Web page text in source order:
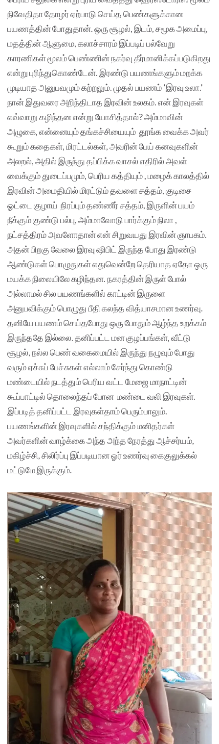
நிவேதிதா தோழர் ஏற்பாடு செய்த பெண்களுக்கான
பயணத்தின் போதுதான். ஒரு சூழல், இடம், சமூக அமைப்பு,
மதத்தின் ஆளுமை, கலாச்சாரம் இப்படிப் பல்வேறு
காரணிகள் மூலம் பெண்ணின் நகர்வு தீர்மானிக்கப்படுகிறது
என்று புரிந்துகொண்டேன். இரண்டு பயணங்களும் மறக்க
முடியாத அனுபவமும் கற்றலும். முதல் பயணம் ’இரவு உலா.’
நான் இதுவரை அறிந்திடாத இரவின் உலகம். என் இரவுகள்
எவ்வாறு கழிந்தன என்று யோசித்தால்? அம்மாவின்
அழுகை, என்னையும் தங்கச்சியையும் தூங்க வைக்க அவர்
கூறும் கதைகள், மிரட்டல்கள், அவரின் பேய் கனவுகளின்
அலறல், அதில் இருந்து தப்பிக்க வாசல் எதிரில் அவள்
வைக்கும் துடைப்பமும், பெரிய கத்தியும் , மழைக் காலத்தில்
இரவின் அமைதியில் மிரட்டும் தவளை சத்தம், குடிசை
ஓட்டை குழாய் நிரப்பும் தண்ணீர் சத்தம், இருளின் பயம்
நீக்கும் குண்டு பல்பு, அம்மாவோடு பார்க்கும் நிலா ,
நட்சத்திரம் அவளோதான் என் சிறுவயது இரவின் ஞாபகம்.
அதன் பிறகு வேலை இரவு ஷிபிட் இருந்த போது இரண்டு
ஆண்டுகள் பொழுதுகள் எதுவென்றே தெரியாத ஏதோ ஒரு
மயக்க நிலையிலே கழிந்தன. நகரத்தின் இருள் போல்
அல்லாமல் சில பயணங்களில் காட்டின் இருளை
அனுபவிக்கும் பொழுது பீதி கலந்த வித்யாசமான உணர்வு.
தனியே பயணம் செய்தபோது ஒரு போதும் ஆழ்ந்த உறக்கம்
இருந்ததே இல்லை. தனிப்பட்ட மன குழப்பங்கள், வீட்டு
சூழல், நல்ல பெண் வகைமையில் இருந்து நழுவும் போது
வரும் ஏச்சுப் பேச்சுகள் எல்லாம் சேர்ந்து கொண்டு
மண்டையில் நடத்தும் பெரிய வட்ட மேஜை மாநாட்டின்
கூப்பாட்டில் தொலைந்தப் போன மண்டை வலி இரவுகள்.
இப்படித் தனிப்பட்ட இரவுகள்தாம் பெரும்பாலும்.
பயணங்களின் இரவுகளில் சந்திக்கும் மனிதர்கள்
அவர்களின் வாழ்க்கை அந்த அந்த நேரத்து ஆச்சர்யம்,
மகிழ்ச்சி, சிலிர்ப்பு இப்படியான ஓர் உணர்வு கைகுலுக்கல்
மட்டுமே இருக்கும்.